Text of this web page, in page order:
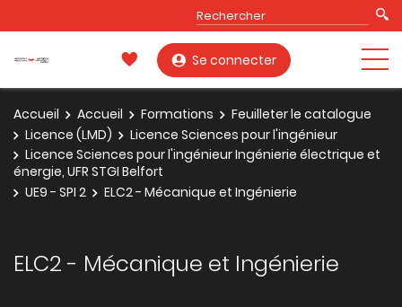
Se connecter
Accueil Accueil Formations
Feuilleter le catalogue
Licence (LMD)
Licence Sciences pour l'ingénieur
Licence Sciences pour l'ingénieur Ingénierie électrique et
énergie, UFR STGI Belfort
UE9 - SPI 2
ELC2 - Mécanique et Ingénierie
ELC2 - Mécanique et Ingénierie